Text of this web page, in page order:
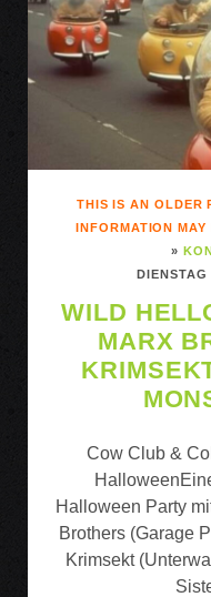
THIS IS AN OLDER
INFORMATION
»
DIENSTAG
WILD
MARX
Cow Club &
Halloween Party
Brothers (Garage
Krimsekt